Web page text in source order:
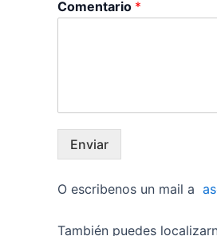
Comentario *
Enviar
O escribenos un mail a
También puedes